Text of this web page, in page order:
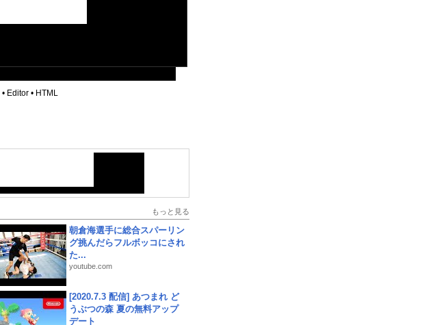
• Editor • HTML
もっと見る
朝倉海選手に総合スパーリン
グ挑んだらフルボッコにされ
た...
youtube.com
[2020.7.3 配信] あつまれ ど
うぶつの森 夏の無料アップ
デート